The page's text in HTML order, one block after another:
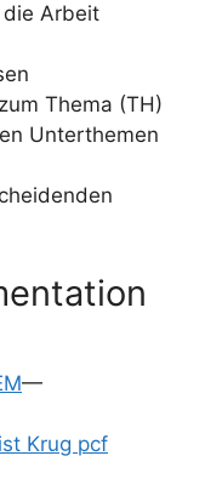
die Arbeit
Thema (TH)
Unterthemen
—
Krug pcf